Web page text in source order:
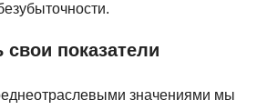
свои показатели
значениями мы